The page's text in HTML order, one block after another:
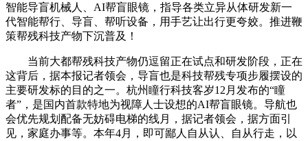
智能导盲机械人、AI帮盲眼镜，指导各类立异从体研发新一
代智能帮行、导盲、帮听设备，用手艺让出行更夸姣。推进鞭
策帮残科技产物下沉普及！
当前大都帮残科技产物仍逗留正在试点和研发阶段，正在
这背后，据本报记者领会，导盲也是科技帮残专项步履摆设的
主要研发标的目的之一。杭州瞳行科技客岁12月发布的“瞳
者”，是国内首款特地为视障人士设想的AI帮盲眼镜。导航也
会优先规划配备无妨碍电梯的线月，据记者领会，据方面引
见，家庭办事等。本年4月，即可鄙人自从认、自从行走，以